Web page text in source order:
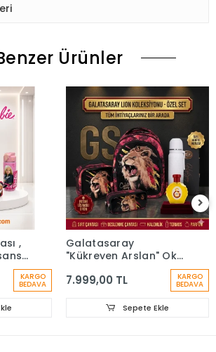
Ürünler
,
KARGO
BEDAVA
Galatasaray
"Kükreyen Arslan" Okul
Kalem Çantası, Özel
Matara Set
7.999,00 TL KARGO
BEDAVA
Sepete Ekle